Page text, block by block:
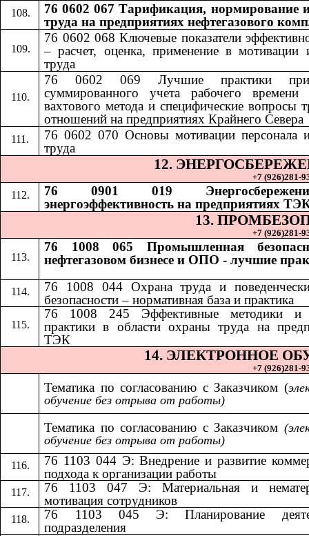
76 0602 067 Тарификация, нормирование
труда на предприятиях нефтегазового
76 0602 068 ​​Ключевые показатели
– расчет, оценка, применение в мотивации
труда
76 0602 069
Лучшие практики
суммированного учета рабочего
вахтового метода и специфические вопросы
отношений на предприятиях Крайнего Севера
76 0602 070 ​​Основы мотивации персонала
труда
12.
+7 (926)281-
76 0901 019
энергоэффективность на предприятиях
13.
+7 (926)281-
76 1008 065 Промышленная
нефтегазовом бизнесе и ОПО - лучшие
76 1008 044 Охрана труда и
безопасности – нормативная база и практика
76 1008 245 Эффективные методики и
практики в области охраны труда на
ТЭК
14.​​ ЭЛЕКТРОННОЕ
+7 (926)281-
Тематика по согласованию с Заказчиком (
обучение без отрыва от работы)
Тематика по согласованию с Заказчиком​​
обучение без отрыва от работы)
76 1103 044 Э: Внедрение и развитие
подхода к организации работы
76 1103 047 Э: Материальная и
мотивация сотрудников
76 1103 045 Э: Планирование
подразделения